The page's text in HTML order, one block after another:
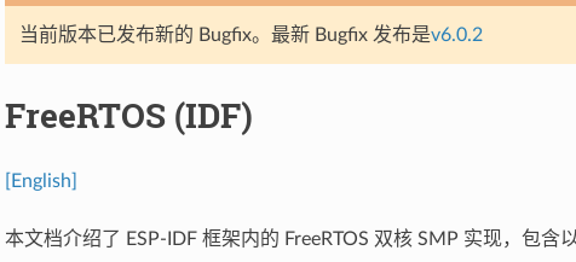
当前版本已发布新的 Bugfix。最新 Bugfix 发布是v6.0.2
FreeRTOS (IDF)
[English]
本文档介绍了 ESP-IDF 框架内的 FreeRTOS 双核 SMP 实现，包含